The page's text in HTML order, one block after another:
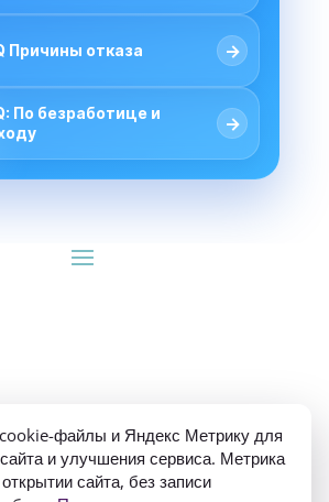
Причины отказа →
По безработице и
→
Е.А. ОГРН 310784709900570 ИНН
781020474307
файлы и Яндекс Метрику для
и улучшения сервиса. Метрика
сайта, без записи